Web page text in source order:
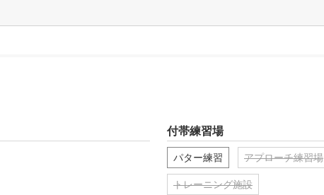
付帯練習場
パター練習 アプローチ練習場
トレーニング施設